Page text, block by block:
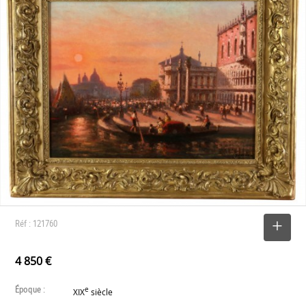
Réf : 121760
4 850 €
Époque : XIXe siècle